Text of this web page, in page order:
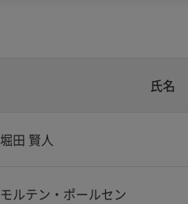
氏名
堀田 賢人
モルテン・ポールセン